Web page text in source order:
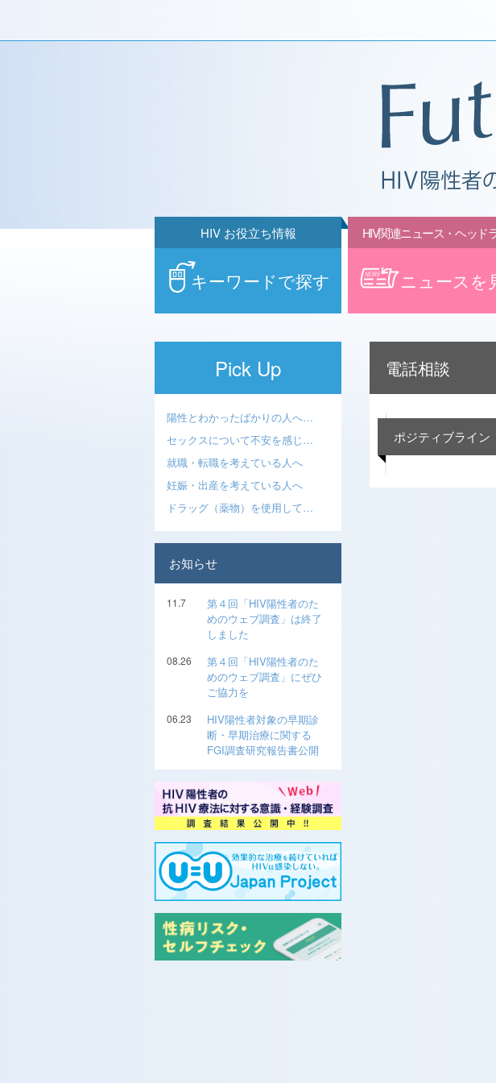
キーワードで探す
HIV お役立ち情報
ニュースを
HIV関連ニュース・ヘッド
電話相談
ポジティブライン
Pick Up
陽性とわかったばかりの人へ…
セックスについて不安を感じ…
就職・転職を考えている人へ
妊娠・出産を考えている人へ
ドラッグ（薬物）を使用して…
お知らせ
11.7
第４回「HIV陽性者のた
めのウェブ調査」は終了
しました
08.26
第４回「HIV陽性者のた
めのウェブ調査」にぜひ
ご協力を
06.23
HIV陽性者対象の早期診
断・早期治療に関する
FGI調査研究報告書公開